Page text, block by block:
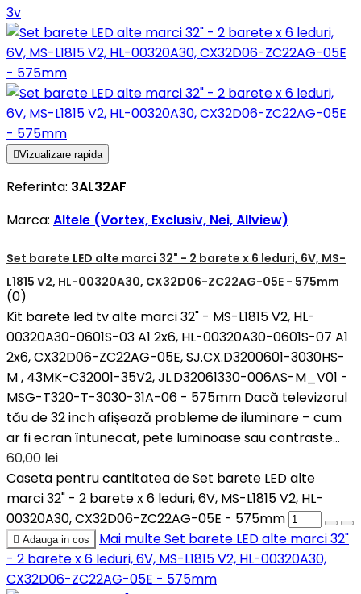
3v
Vizualizare rapida
Referinta: 3AL32AF
Marca: Altele (Vortex, Exclusiv, Nei, Allview)
Set barete LED alte marci 32" - 2 barete x 6 leduri, 6V, MS-
L1815 V2, HL-00320A30, CX32D06-ZC22AG-05E - 575mm
(0)
Kit barete led tv alte marci 32" - MS-L1815 V2, HL-
00320A30-0601S-03 A1 2x6, HL-00320A30-0601S-07 A1
2x6, CX32D06-ZC22AG-05E, SJ.CX.D3200601-3030HS-
M , 43MK-C32001-35V2, JL.D32061330-006AS-M_V01 -
MSG-T320-T-3030-31A-06 - 575mm Dacă televizorul
tău de 32 inch afișează probleme de iluminare – cum
ar fi ecran întunecat, pete luminoase sau contraste...
60,00 lei
Caseta pentru cantitatea de Set barete LED alte
marci 32" - 2 barete x 6 leduri, 6V, MS-L1815 V2, HL-
00320A30, CX32D06-ZC22AG-05E - 575mm
 Adauga in cos Mai multeSet barete LED alte marci 32"
- 2 barete x 6 leduri, 6V, MS-L1815 V2, HL-00320A30,
CX32D06-ZC22AG-05E - 575mm